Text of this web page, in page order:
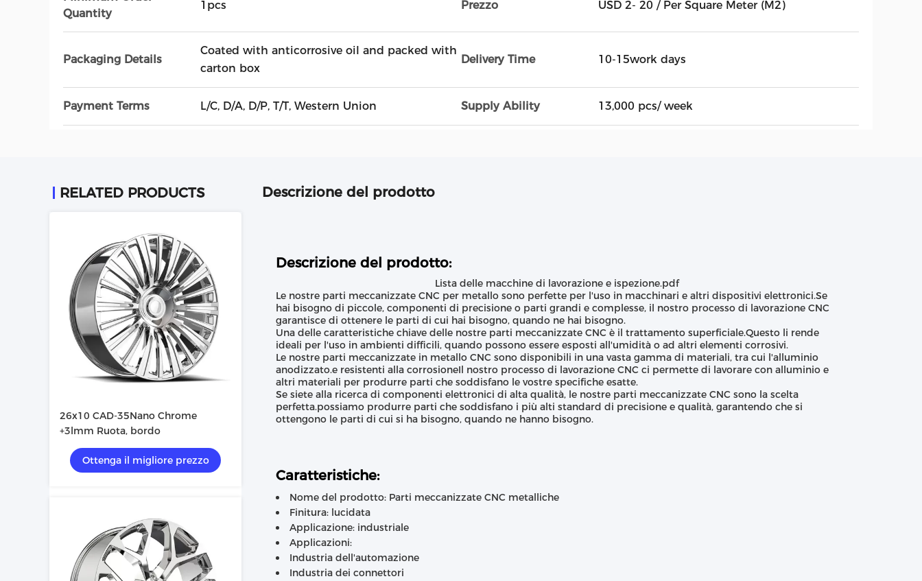
Quantity
1pcs Prezzo USD 2- 20 / Per Square Meter (M2)
Packaging Details
Coated with anticorrosive oil and packed with
carton box
Delivery Time 10-15work days
Payment Terms L/C, D/A, D/P, T/T, Western Union Supply Ability 13,000 pcs/ week
RELATED PRODUCTS
26x10 CAD-35Nano Chrome
+3lmm Ruota, bordo
Ottenga il migliore prezzo
Descrizione del prodotto
Descrizione del prodotto:
Lista delle macchine di lavorazione e ispezione.pdf
Le nostre parti meccanizzate CNC per metallo sono perfette per l'uso in macchinari e altri dispositivi elettronici.Se
hai bisogno di piccole, componenti di precisione o parti grandi e complesse, il nostro processo di lavorazione CNC
garantisce di ottenere le parti di cui hai bisogno, quando ne hai bisogno.
Una delle caratteristiche chiave delle nostre parti meccanizzate CNC è il trattamento superficiale.Questo li rende
ideali per l'uso in ambienti difficili, quando possono essere esposti all'umidità o ad altri elementi corrosivi.
Le nostre parti meccanizzate in metallo CNC sono disponibili in una vasta gamma di materiali, tra cui l'alluminio
anodizzato.e resistenti alla corrosioneIl nostro processo di lavorazione CNC ci permette di lavorare con alluminio e
altri materiali per produrre parti che soddisfano le vostre specifiche esatte.
Se siete alla ricerca di componenti elettronici di alta qualità, le nostre parti meccanizzate CNC sono la scelta
perfetta.possiamo produrre parti che soddisfano i più alti standard di precisione e qualità, garantendo che si
ottengono le parti di cui si ha bisogno, quando ne hanno bisogno.
Caratteristiche:
Nome del prodotto: Parti meccanizzate CNC metalliche
Finitura: lucidata
Applicazione: industriale
Applicazioni:
Industria dell'automazione
Industria dei connettori